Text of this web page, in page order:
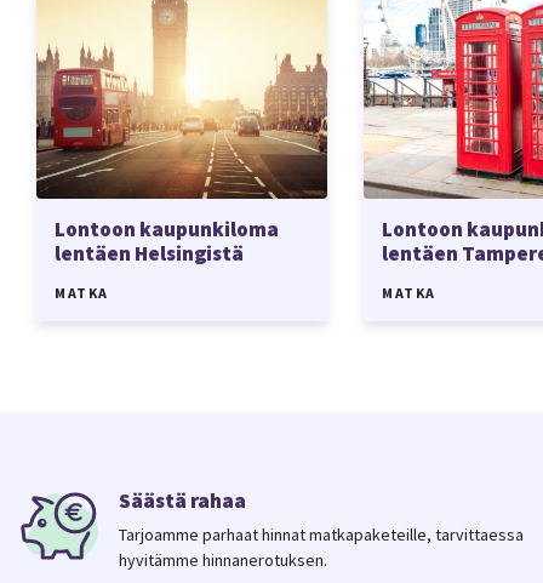
Lontoon kaupunkiloma
lentäen Helsingistä
MATKA
Lontoon
lentäen
MATKA
Säästä rahaa
Tarjoamme parhaat hinnat matkapaketeille, tarvittaessa
hyvitämme hinnanerotuksen.